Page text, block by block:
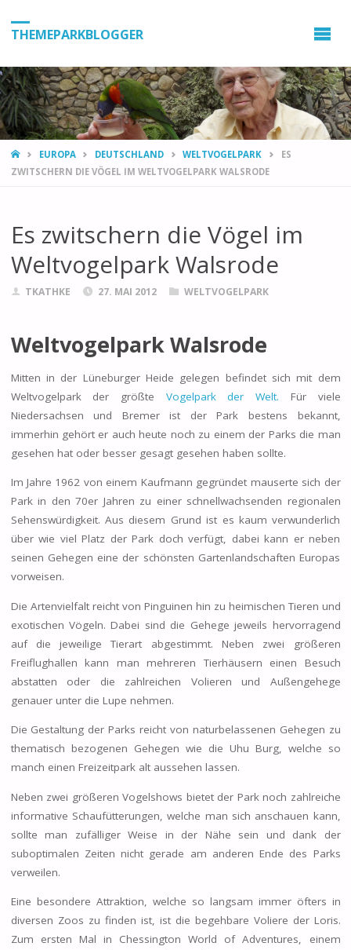
THEMEPARKBLOGGER
HOMEEUROPA DEUTSCHLAND WELTVOGELPARK
ES
ZWITSCHERN DIE VÖGEL IM WELTVOGELPARK WALSRODE
Es zwitschern die Vögel im
Weltvogelpark Walsrode
TKATHKE 27. MAI 2012 WELTVOGELPARK
Weltvogelpark Walsrode
Mitten in der Lüneburger Heide gelegen befindet sich mit dem
Weltvogelpark der größte Vogelpark der Welt. Für viele
Niedersachsen und Bremer ist der Park bestens bekannt,
immerhin gehört er auch heute noch zu einem der Parks die man
gesehen hat oder besser gesagt gesehen haben sollte.
Im Jahre 1962 von einem Kaufmann gegründet mauserte sich der
Park in den 70er Jahren zu einer schnellwachsenden regionalen
Sehenswürdigkeit. Aus diesem Grund ist es kaum verwunderlich
über wie viel Platz der Park doch verfügt, dabei kann er neben
seinen Gehegen eine der schönsten Gartenlandschaften Europas
vorweisen.
Die Artenvielfalt reicht von Pinguinen hin zu heimischen Tieren und
exotischen Vögeln. Dabei sind die Gehege jeweils hervorragend
auf die jeweilige Tierart abgestimmt. Neben zwei größeren
Freiflughallen kann man mehreren Tierhäusern einen Besuch
abstatten oder die zahlreichen Volieren und Außengehege
genauer unter die Lupe nehmen.
Die Gestaltung der Parks reicht von naturbelassenen Gehegen zu
thematisch bezogenen Gehegen wie die Uhu Burg, welche so
manch einen Freizeitpark alt aussehen lassen.
Neben zwei größeren Vogelshows bietet der Park noch zahlreiche
informative Schaufütterungen, welche man sich anschauen kann,
sollte man zufälliger Weise in der Nähe sein und dank der
suboptimalen Zeiten nicht gerade am anderen Ende des Parks
verweilen.
Eine besondere Attraktion, welche so langsam immer öfters in
diversen Zoos zu finden ist, ist die begehbare Voliere der Loris.
Zum ersten Mal in Chessington World of Adventures, einem